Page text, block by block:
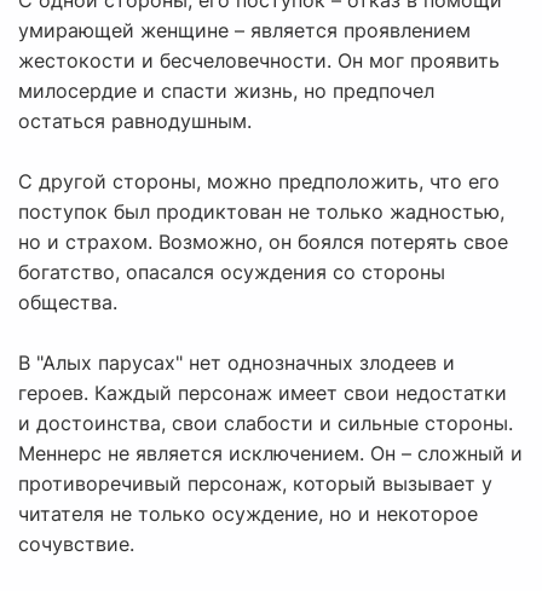
умирающей женщине – является проявлением
жестокости и бесчеловечности. Он мог проявить
милосердие и спасти жизнь, но предпочел
остаться равнодушным.
С другой стороны, можно предположить, что его
поступок был продиктован не только жадностью,
но и страхом. Возможно, он боялся потерять свое
богатство, опасался осуждения со стороны
общества.
В "Алых парусах" нет однозначных злодеев и
героев. Каждый персонаж имеет свои недостатки
и достоинства, свои слабости и сильные стороны.
Меннерс не является исключением. Он – сложный и
противоречивый персонаж, который вызывает у
читателя не только осуждение, но и некоторое
сочувствие.